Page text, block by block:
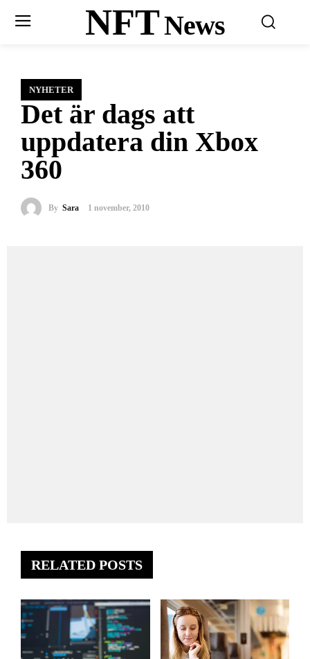
NFTNews
NYHETER
Det är dags att
uppdatera din Xbox
360
By Sara 1 november, 2010
RELATED POSTS